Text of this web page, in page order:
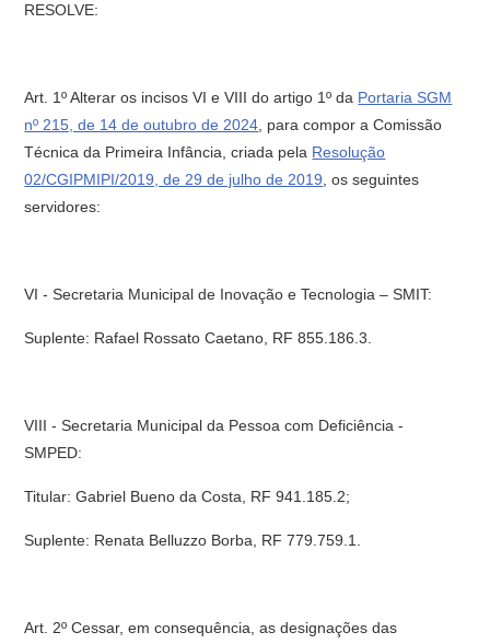
RESOLVE:
Art. 1º Alterar os incisos VI e VIII do artigo 1º da Portaria SGM
nº 215, de 14 de outubro de 2024 , para compor a Comissão
Técnica da Primeira Infância, criada pela Resolução
02/CGIPMIPI/2019, de 29 de julho de 2019 , os seguintes
servidores:
VI - Secretaria Municipal de Inovação e Tecnologia – SMIT:
Suplente: Rafael Rossato Caetano, RF 855.186.3.
VIII - Secretaria Municipal da Pessoa com Deficiência -
SMPED:
Titular: Gabriel Bueno da Costa, RF 941.185.2;
Suplente: Renata Belluzzo Borba, RF 779.759.1.
Art. 2º Cessar, em consequência, as designações das